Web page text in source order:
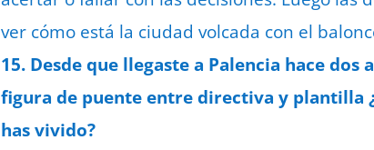
ver cómo está la ciudad volcada con el
15. Desde que llegaste a Palencia hace
figura de puente entre directiva y plantilla
has vivido?